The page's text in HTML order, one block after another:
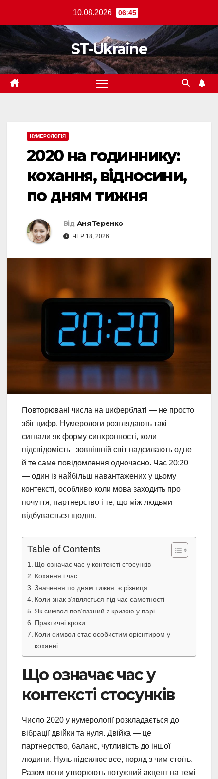
вмісту
10.08.2026 06:45
ST-Ukraine
НУМЕРОЛОГІЯ
2020 на годиннику:
кохання, відносини,
по дням тижня
Від Аня Теренко
ЧЕР 18, 2026
Повторювані числа на циферблаті — не просто
збіг цифр. Нумерологи розглядають такі
сигнали як форму синхронності, коли
підсвідомість і зовнішній світ надсилають одне
й те саме повідомлення одночасно. Час 20:20
— один із найбільш навантажених у цьому
контексті, особливо коли мова заходить про
почуття, партнерство і те, що між людьми
відбувається щодня.
Table of Contents
Що означає час у контексті стосунків
Кохання і час
Значення по дням тижня: є різниця
Коли знак з’являється під час самотності
Як символ пов’язаний з кризою у парі
Практичні кроки
Коли символ стає особистим орієнтиром у
коханні
Що означає час у
контексті стосунків
Число 2020 у нумерології розкладається до
вібрації двійки та нуля. Двійка — це
партнерство, баланс, чутливість до іншої
людини. Нуль підсилює все, поряд з чим стоїть.
Разом вони утворюють потужний акцент на темі